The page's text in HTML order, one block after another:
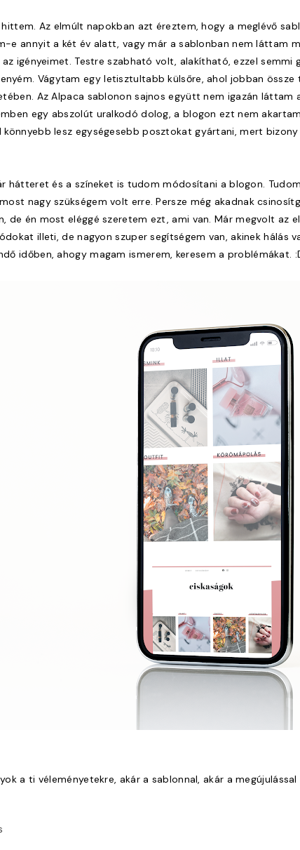
Az elmúlt napokban azt éreztem, hogy a meglévő
e annyit a két év alatt, vagy már a sablonban nem láttam
igényeimet. Testre szabható volt, alakítható, ezzel semmi
Vágytam egy letisztultabb külsőre, ahol jobban
Az Alpaca sablonon sajnos együtt nem igazán láttam
egy abszolút uralkodó dolog, a blogon ezt nem
könnyebb lesz egységesebb posztokat gyártani, mert
hátteret és a színeket is tudom módosítani a blogon.
nagy szükségem volt erre. Persze még akadnak
de én most eléggé szeretem ezt, ami van. Már megvolt az
illeti, de nagyon szuper segítségem van, akinek hálás
időben, ahogy magam ismerem, keresem a problémákat.
a ti véleményetekre, akár a sablonnal, akár a